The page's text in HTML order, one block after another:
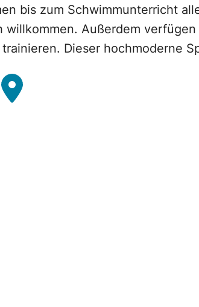
bis zum Schwimmunterricht
Außerdem
Dieser hochmoderne